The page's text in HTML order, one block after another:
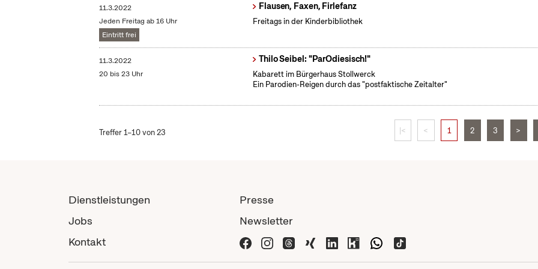
11.3.2022
Jeden Freitag ab 16 Uhr
Eintritt frei
Flausen, Faxen, Firlefanz
Freitags in der Kinderbibliothek
11.3.2022
20 bis 23 Uhr
Thilo Seibel: "ParOdiesisch!"
Kabarett im Bürgerhaus Stollwerck
Ein Parodien-Reigen durch das "postfaktische Zeitalter"
Treffer 1–10 von 23 |< < 1 2 3 >
Dienstleistungen
Jobs
Kontakt
Presse
Newsletter